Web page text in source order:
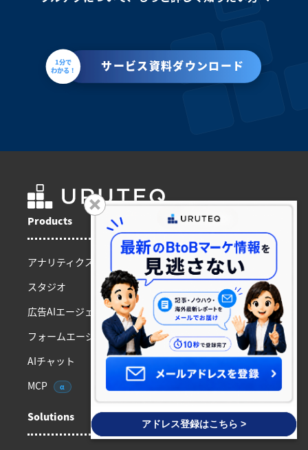
サービス資料ダウンロード
1分で
わかる！
Products
アナリティクス
スタジオ
広告AIエージェント
フォームエージェント
AIチャット
MCP
α
Solutions
アドレス登録はこちら >